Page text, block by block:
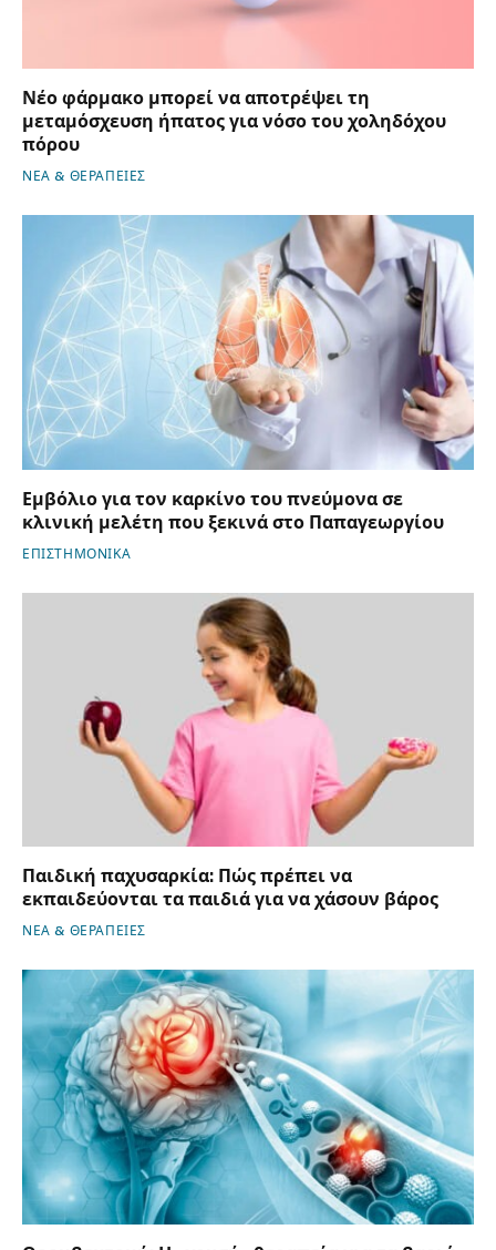
Νέο φάρμακο μπορεί να αποτρέψει τη
μεταμόσχευση ήπατος για νόσο του χοληδόχου
πόρου
ΝΕΑ & ΘΕΡΑΠΕΙΕΣ
Εμβόλιο για τον καρκίνο του πνεύμονα σε
κλινική μελέτη που ξεκινά στο Παπαγεωργίου
ΕΠΙΣΤΗΜΟΝΙΚΑ
Παιδική παχυσαρκία: Πώς πρέπει να
εκπαιδεύονται τα παιδιά για να χάσουν βάρος
ΝΕΑ & ΘΕΡΑΠΕΙΕΣ